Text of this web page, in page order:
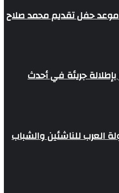
موعد حفل تقديم محمد صلاح
جريئة في أحدث
العرب للناشئين والشباب